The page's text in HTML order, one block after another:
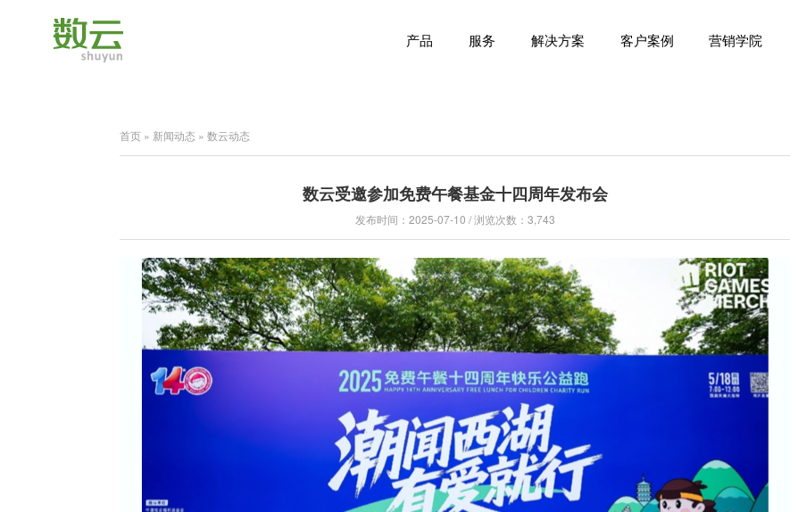
产品 服务 解决方案 客户案例 营销学院
首页 » 新闻动态 »数云动态
数云受邀参加免费午餐基金十四周年发布会
发布时间：2025-07-10 / 浏览次数：3,743